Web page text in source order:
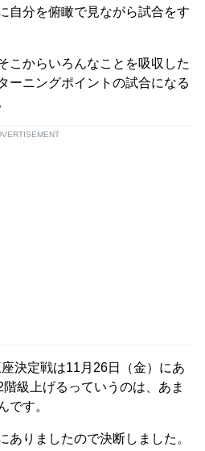
自分を俯瞰で見ながら試合をす
こからいろんなことを吸収した
ーニングポイントの試合になる
決定戦は11月26日（金）にあ
級上げるっていうのは、あま
です。
りましたので決断しました。